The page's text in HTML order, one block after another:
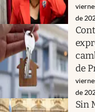
de
de
de
Sin